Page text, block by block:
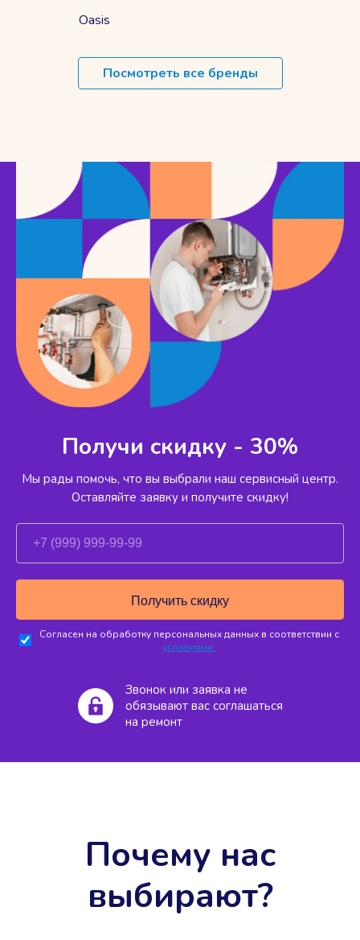
Oasis
Посмотреть все бренды
Получи скидку - 30%
Мы рады помочь, что вы выбрали наш сервисный центр.
Оставляйте заявку и получите скидку!
Согласен на обработку персональных данных в соответствии с
условиями.
Звонок или заявка не
обязывают вас соглашаться
на ремонт
Почему нас
выбирают?